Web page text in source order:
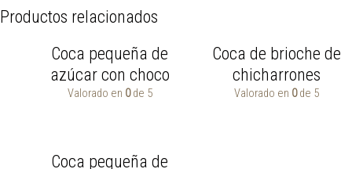
Productos relacionados
Coca pequeña de
azúcar con choco
Valorado en 0de 5
Coca de brioche de
chicharrones
Valorado en 0de 5
Coca pequeña de